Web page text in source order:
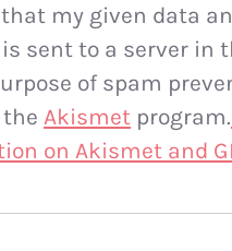
my given data
sent to a server in
of spam
Akismet program.
on Akismet and